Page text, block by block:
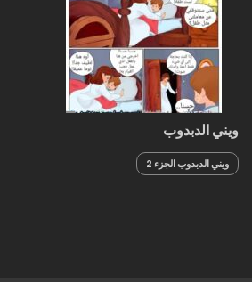
ويني الدبدوب
ويني الدبدوب الجزء 2